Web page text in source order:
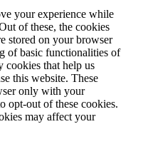
your experience while
of these, the cookies
stored on your browser
of basic functionalities of
cookies that help us
this website. These
only with your
opt-out of these cookies.
may affect your